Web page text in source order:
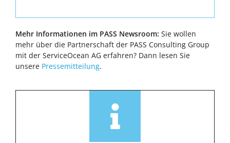
Mehr Informationen im PASS Newsroom: Sie wollen
mehr über die Partnerschaft der PASS Consulting Group
mit der ServiceOcean AG erfahren? Dann lesen Sie
unsere Pressemitteilung.